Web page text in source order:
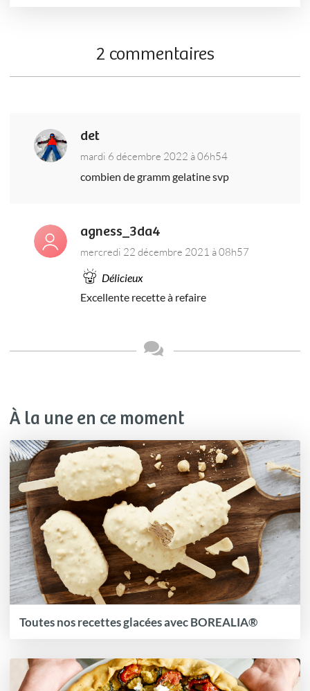
2 commentaires
det
mardi 6 décembre 2022 à 06h54
combien de gramm gelatine svp
agness_3da4
mercredi 22 décembre 2021 à 08h57
Délicieux
Excellente recette à refaire
À la une en ce moment
Toutes nos recettes glacées avec BOREALIA®